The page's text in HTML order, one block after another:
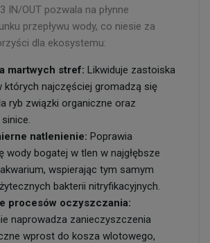
IN/OUT pozwala na płynne
przepływu wody, co niesie za
dla ekosystemu:
martwych stref: Likwiduje zastoiska
których najczęściej gromadzą się
ryb związki organiczne oraz
natlenienie: Poprawia
wody bogatej w tlen w najgłębsze
wspierając tym samym
bakterii nitryfikacyjnych.
procesów oczyszczania:
naprowadza zanieczyszczenia
wprost do kosza wlotowego,